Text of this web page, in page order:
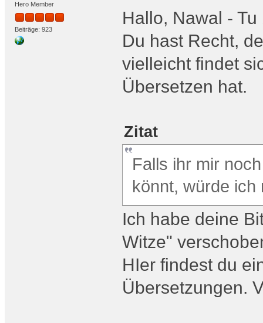
Hero Member
Beiträge: 923
Hallo, Nawal -
Du hast Recht,
vielleicht findet
Übersetzen hat.
Zitat
Falls ihr mir
könnt, würde ich
Ich habe deine
Witze"
HIer findest du
Übersetzungen.